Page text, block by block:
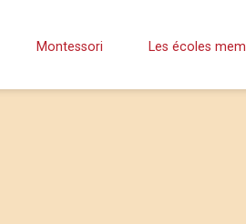
Montessori Les écoles